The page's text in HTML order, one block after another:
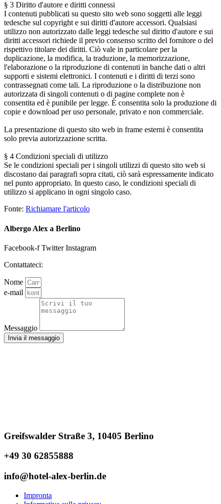
§ 3 Diritto d'autore e diritti connessi
I contenuti pubblicati su questo sito web sono soggetti alle leggi
tedesche sul copyright e sui diritti d'autore accessori. Qualsiasi
utilizzo non autorizzato dalle leggi tedesche sul diritto d'autore e sui
diritti accessori richiede il previo consenso scritto del fornitore o del
rispettivo titolare dei diritti. Ciò vale in particolare per la
duplicazione, la modifica, la traduzione, la memorizzazione,
l'elaborazione o la riproduzione di contenuti in banche dati o altri
supporti e sistemi elettronici. I contenuti e i diritti di terzi sono
contrassegnati come tali. La riproduzione o la distribuzione non
autorizzata di singoli contenuti o di pagine complete non è
consentita ed è punibile per legge. È consentita solo la produzione di
copie e download per uso personale, privato e non commerciale.
La presentazione di questo sito web in frame esterni è consentita
solo previa autorizzazione scritta.
§ 4 Condizioni speciali di utilizzo
Se le condizioni speciali per i singoli utilizzi di questo sito web si
discostano dai paragrafi sopra citati, ciò sarà espressamente indicato
nel punto appropriato. In questo caso, le condizioni speciali di
utilizzo si applicano in ogni singolo caso.
Fonte: Richiamare l'articolo
Albergo Alex a Berlino
Facebook-f Twitter Instagram
Contattateci:
Nome
e-mail
Messaggio
Invia il messaggio
Greifswalder Straße 3, 10405 Berlino
+49 30 62855888
info@hotel-alex-berlin.de
Impronta